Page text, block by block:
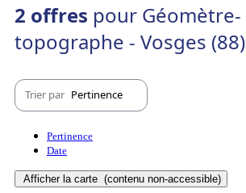
2 offres pour Géomètre-
topographe - Vosges (88)
Trier par Pertinence
Pertinence
Date
Afficher la carte (contenu non-accessible)